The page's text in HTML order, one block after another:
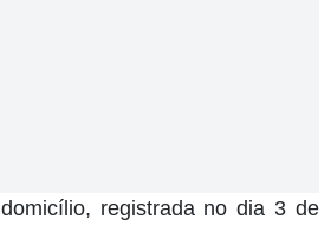
registrada no dia 3 de